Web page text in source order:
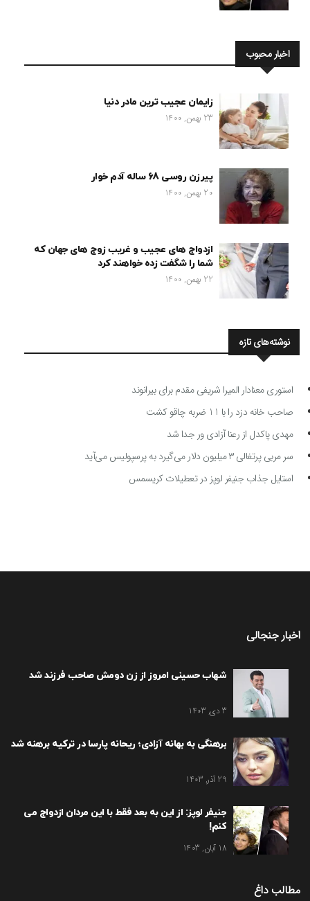
اخبار محبوب
زایمان عجیب ترین مادر دنیا
23 بهمن, 1400
پیرزن روسی 68 ساله آدم خوار
20 بهمن, 1400
ازدواج های عجیب و غریب زوج های جهان که
شما را شگفت زده خواهند کرد
22 بهمن, 1400
نوشته‌های تازه
استوری معنادار المیرا شریفی مقدم برای بیرانوند
صاحب خانه دزد را با 11 ضربه چاقو کشت
مهدی پاکدل از رعنا آزادی ور جدا شد
سر مربی پرتغالی ۳ میلیون دلار می‌گیرد به پرسپولیس می‌آید
استایل جذاب جنیفر لوپز در تعطیلات کریسمس
اخبار جنجالی
شهاب حسینی امروز از زن دومش صاحب فرزند شد
3 دی, 1403
برهنگی به بهانه آزادی؛ ریحانه پارسا در ترکیه برهنه شد
29 آذر, 1403
جنیفر لوپز: از این به بعد فقط با این مردان ازدواج می
کنم!
18 آبان, 1403
مطالب داغ